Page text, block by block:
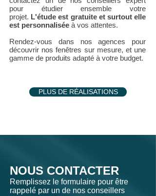
pour étudier ensemble votre
projet. L'étude est gratuite et surtout elle
est personnalisée à vos attentes.
Rendez-vous dans nos agences pour
découvrir nos fenêtres sur mesure, et une
gamme de produits adapté à votre budget.
PLUS DE RÉALISATIONS
NOUS CONTACTER
Remplissez le formulaire pour être
rappelé par un de nos conseillers